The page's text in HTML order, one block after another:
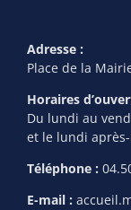
Adresse :
Place de la
Horaires
Du lundi au
et le lundi
Téléphone :
E-mail :